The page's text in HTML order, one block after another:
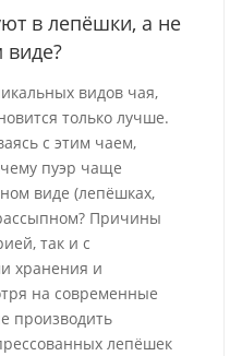
в лепёшки, а не
виде?
видов чая,
только лучше.
с этим чаем,
пуэр чаще
виде (лепёшках,
Причины
так и с
хранения и
на современные
производить
лепёшек